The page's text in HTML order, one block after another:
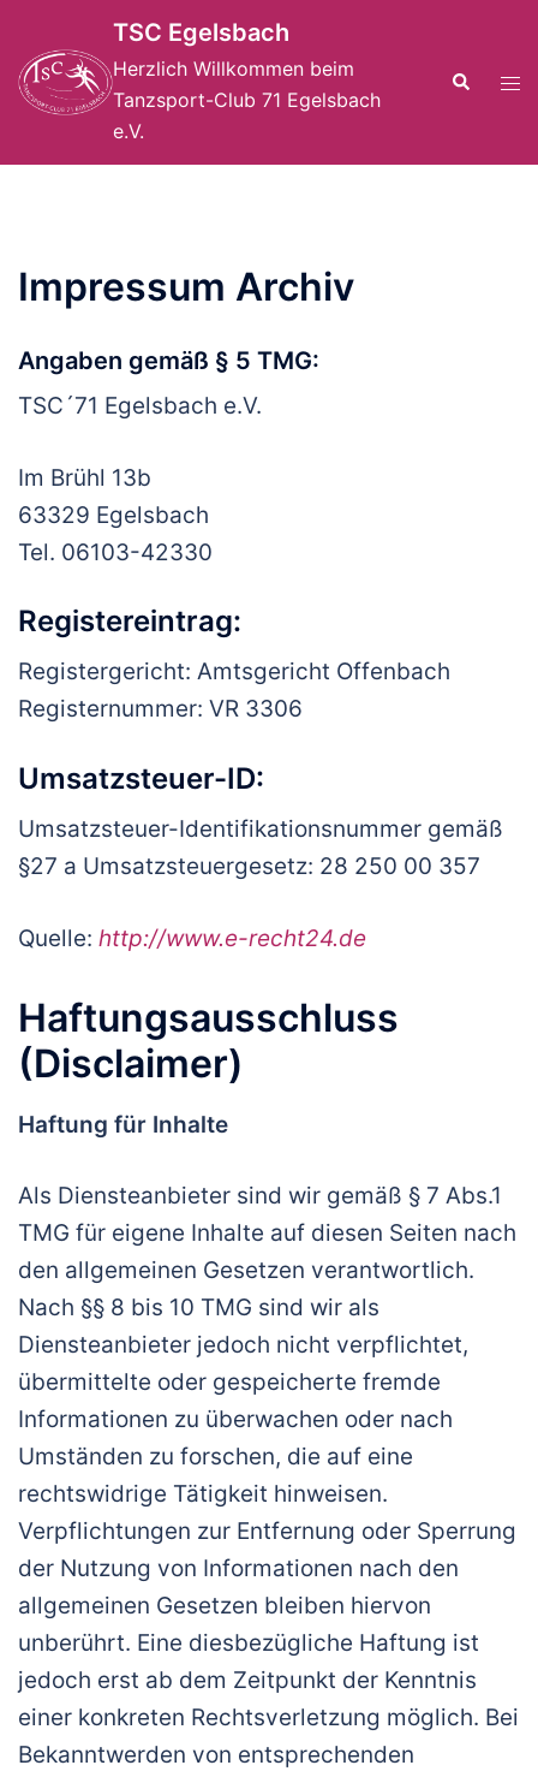
Inhalt
springen
TSC Egelsbach
Herzlich Willkommen beim
Tanzsport-Club 71 Egelsbach
e.V.
Suche
Impressum Archiv
Angaben gemäß § 5 TMG:
TSC´71 Egelsbach e.V.
Im Brühl 13b
63329 Egelsbach
Tel. 06103-42330
Registereintrag:
Registergericht: Amtsgericht Offenbach
Registernummer: VR 3306
Umsatzsteuer-ID:
Umsatzsteuer-Identifikationsnummer gemäß
§27 a Umsatzsteuergesetz: 28 250 00 357
Quelle: http://www.e-recht24.de
Haftungsausschluss
(Disclaimer)
Haftung für Inhalte
Als Diensteanbieter sind wir gemäß § 7 Abs.1
TMG für eigene Inhalte auf diesen Seiten nach
den allgemeinen Gesetzen verantwortlich.
Nach §§ 8 bis 10 TMG sind wir als
Diensteanbieter jedoch nicht verpflichtet,
übermittelte oder gespeicherte fremde
Informationen zu überwachen oder nach
Umständen zu forschen, die auf eine
rechtswidrige Tätigkeit hinweisen.
Verpflichtungen zur Entfernung oder Sperrung
der Nutzung von Informationen nach den
allgemeinen Gesetzen bleiben hiervon
unberührt. Eine diesbezügliche Haftung ist
jedoch erst ab dem Zeitpunkt der Kenntnis
einer konkreten Rechtsverletzung möglich. Bei
Bekanntwerden von entsprechenden